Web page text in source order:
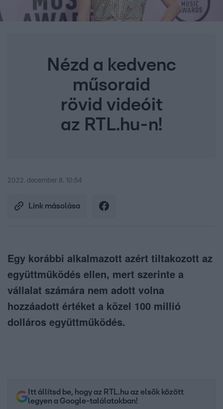
Nézd a kedvenc
műsoraid
rövid videóit
az RTL.hu-n!
2022. december 8. 10:54
Link másolása
Egy korábbi alkalmazott azért tiltakozott az
együttműködés ellen, mert szerinte a
vállalat számára nem adott volna
hozzáadott értéket a közel 100 millió
dolláros együttműködés.
Itt állítsd be, hogy az RTL.hu az elsők között
legyen a Google-találatokban!